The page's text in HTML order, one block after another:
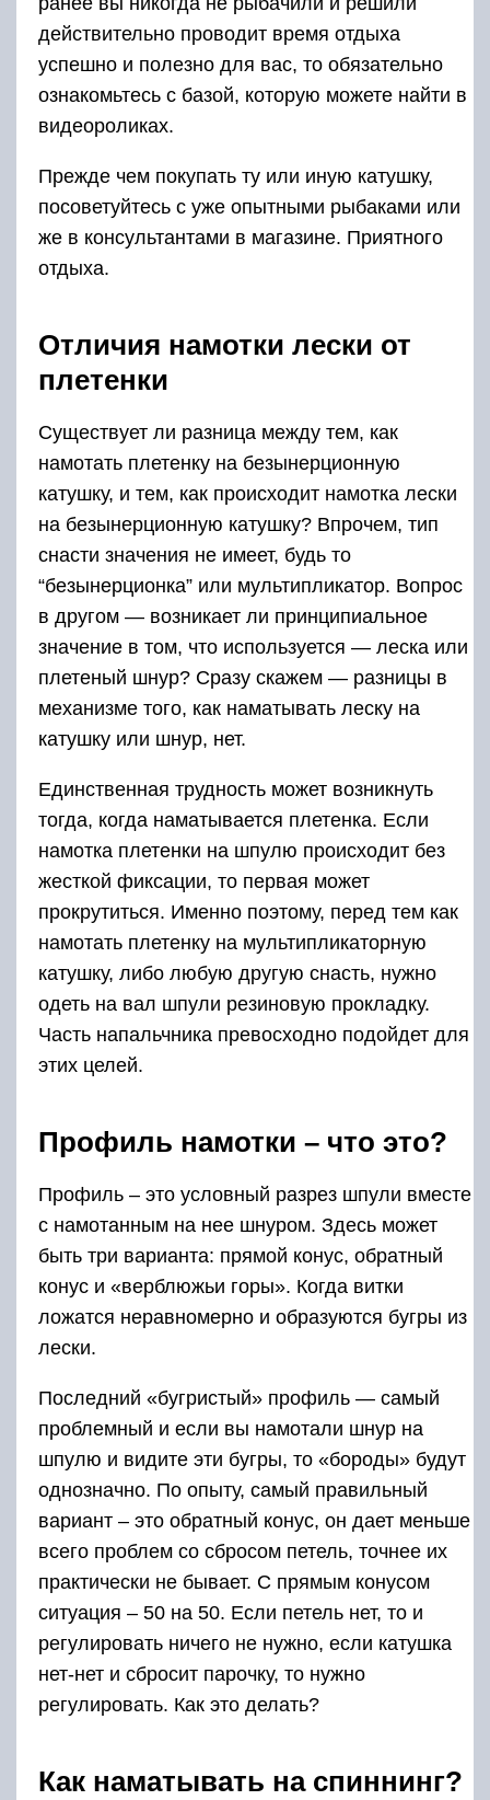
действительно проводит время отдыха
успешно и полезно для вас, то обязательно
ознакомьтесь с базой, которую можете найти в
видеороликах.
Прежде чем покупать ту или иную катушку,
посоветуйтесь с уже опытными рыбаками или
же в консультантами в магазине. Приятного
отдыха.
Отличия намотки лески от
плетенки
Существует ли разница между тем, как
намотать плетенку на безынерционную
катушку, и тем, как происходит намотка лески
на безынерционную катушку? Впрочем, тип
снасти значения не имеет, будь то
“безынерционка” или мультипликатор. Вопрос
в другом — возникает ли принципиальное
значение в том, что используется — леска или
плетеный шнур? Сразу скажем — разницы в
механизме того, как наматывать леску на
катушку или шнур, нет.
Единственная трудность может возникнуть
тогда, когда наматывается плетенка. Если
намотка плетенки на шпулю происходит без
жесткой фиксации, то первая может
прокрутиться. Именно поэтому, перед тем как
намотать плетенку на мультипликаторную
катушку, либо любую другую снасть, нужно
одеть на вал шпули резиновую прокладку.
Часть напальчника превосходно подойдет для
этих целей.
Профиль намотки – что это?
Профиль – это условный разрез шпули вместе
с намотанным на нее шнуром. Здесь может
быть три варианта: прямой конус, обратный
конус и «верблюжьи горы». Когда витки
ложатся неравномерно и образуются бугры из
лески.
Последний «бугристый» профиль — самый
проблемный и если вы намотали шнур на
шпулю и видите эти бугры, то «бороды» будут
однозначно. По опыту, самый правильный
вариант – это обратный конус, он дает меньше
всего проблем со сбросом петель, точнее их
практически не бывает. С прямым конусом
ситуация – 50 на 50. Если петель нет, то и
регулировать ничего не нужно, если катушка
нет-нет и сбросит парочку, то нужно
регулировать. Как это делать?
Как наматывать на спиннинг?